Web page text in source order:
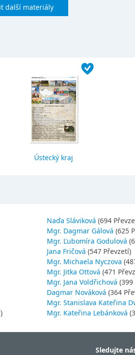
další materiály
Ústecký kraj
Naďa Sláviková (694
Mgr. Dagmar Gálová (625
Mgr. Ľubomíra Godulová
Jana Fričová (547 Převzetí)
Mgr. Michaela Nyczova
Mgr. Jitka Ottová (471
Mgr. Jana Voldřichová
Dagmar Nováková (364
Mgr. Stanislava Kateřina
Mgr. Kateřina Lebánková
Sledujte